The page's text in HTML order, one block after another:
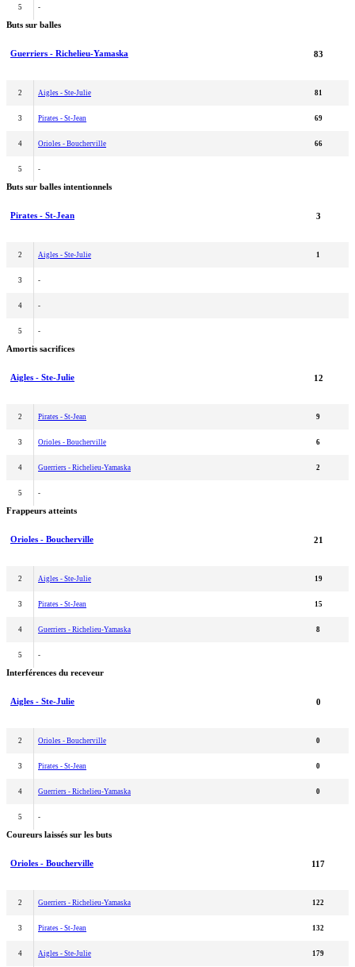
5 -
Buts sur balles
Guerriers - Richelieu-Yamaska 83
2 Aigles - Ste-Julie 81
3 Pirates - St-Jean 69
4 Orioles - Boucherville 66
5 -
Buts sur balles intentionnels
Pirates - St-Jean 3
2 Aigles - Ste-Julie 1
3 -
4 -
5 -
Amortis sacrifices
Aigles - Ste-Julie 12
2 Pirates - St-Jean 9
3 Orioles - Boucherville 6
4 Guerriers - Richelieu-Yamaska 2
5 -
Frappeurs atteints
Orioles - Boucherville 21
2 Aigles - Ste-Julie 19
3 Pirates - St-Jean 15
4 Guerriers - Richelieu-Yamaska 8
5 -
Interférences du receveur
Aigles - Ste-Julie 0
2 Orioles - Boucherville 0
3 Pirates - St-Jean 0
4 Guerriers - Richelieu-Yamaska 0
5 -
Coureurs laissés sur les buts
Orioles - Boucherville 117
2 Guerriers - Richelieu-Yamaska 122
3 Pirates - St-Jean 132
4 Aigles - Ste-Julie 179